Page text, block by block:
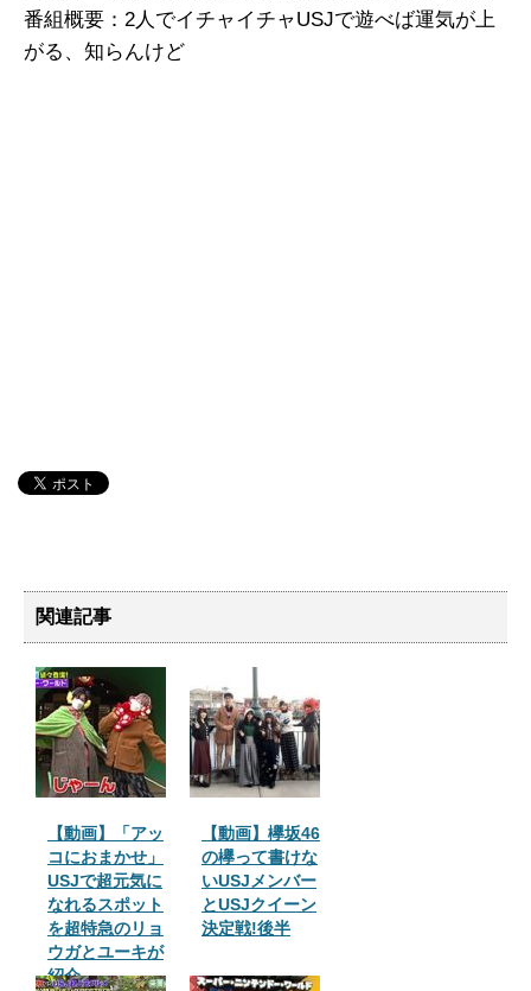
番組概要：2人でイチャイチャUSJで遊べば運気が上
がる、知らんけど
関連記事
【動画】「アッ
コにおまかせ」
USJで超元気に
なれるスポット
を超特急のリョ
ウガとユーキが
紹介
【動画】欅坂46
の欅って書けな
いUSJメンバー
とUSJクイーン
決定戦!後半